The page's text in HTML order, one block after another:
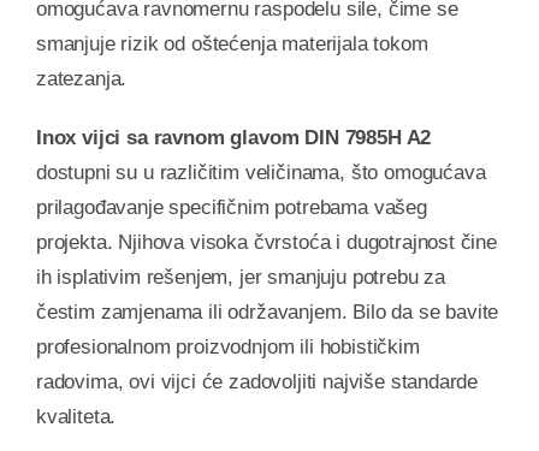
omogućava ravnomernu raspodelu sile, čime se
smanjuje rizik od oštećenja materijala tokom
zatezanja.
Inox vijci sa ravnom glavom DIN 7985H A2
dostupni su u različitim veličinama, što omogućava
prilagođavanje specifičnim potrebama vašeg
projekta. Njihova visoka čvrstoća i dugotrajnost čine
ih isplativim rešenjem, jer smanjuju potrebu za
čestim zamjenama ili održavanjem. Bilo da se bavite
profesionalnom proizvodnjom ili hobističkim
radovima, ovi vijci će zadovoljiti najviše standarde
kvaliteta.